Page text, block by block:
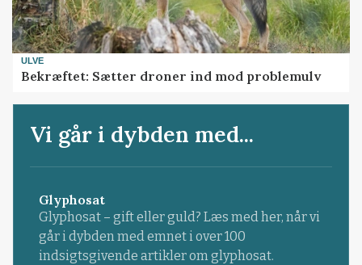
ULVE
Bekræftet: Sætter droner ind mod problemulv
Vi går i dybden med...
Glyphosat
Glyphosat – gift eller guld? Læs med her, når vi
går i dybden med emnet i over 100
indsigtsgivende artikler om glyphosat.